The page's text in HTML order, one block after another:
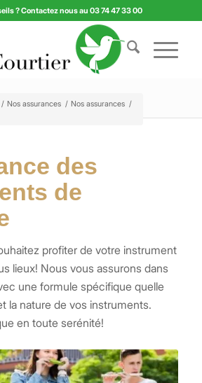
? Contactez nous au 03 74 47 33 00
/ Nos assurances / Nos assurances /
des
de
profiter de votre instrument
lieux! Nous vous assurons dans
une formule spécifique quelle
la nature de vos instruments.
en toute serénité!